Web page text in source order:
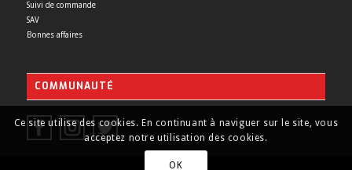
Suivi de commande
SAV
Bonnes affaires
COMMUNAUTÉ
Ce site utilise des cookies. En continuant à naviguer sur le site, vous
acceptez notre utilisation des cookies.
OK